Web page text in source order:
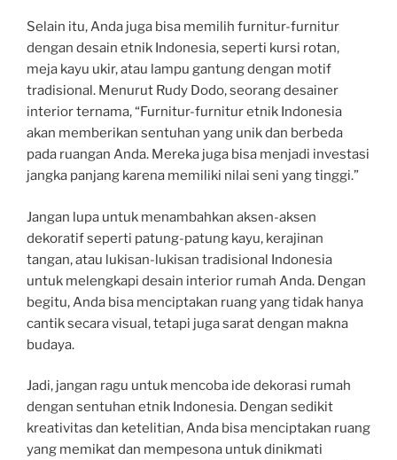
Selain itu, Anda juga bisa memilih furnitur-furnitur
dengan desain etnik Indonesia, seperti kursi rotan,
meja kayu ukir, atau lampu gantung dengan motif
tradisional. Menurut Rudy Dodo, seorang desainer
interior ternama, “Furnitur-furnitur etnik Indonesia
akan memberikan sentuhan yang unik dan berbeda
pada ruangan Anda. Mereka juga bisa menjadi investasi
jangka panjang karena memiliki nilai seni yang tinggi.”
Jangan lupa untuk menambahkan aksen-aksen
dekoratif seperti patung-patung kayu, kerajinan
tangan, atau lukisan-lukisan tradisional Indonesia
untuk melengkapi desain interior rumah Anda. Dengan
begitu, Anda bisa menciptakan ruang yang tidak hanya
cantik secara visual, tetapi juga sarat dengan makna
budaya.
Jadi, jangan ragu untuk mencoba ide dekorasi rumah
dengan sentuhan etnik Indonesia. Dengan sedikit
kreativitas dan ketelitian, Anda bisa menciptakan ruang
yang memikat dan mempesona untuk dinikmati